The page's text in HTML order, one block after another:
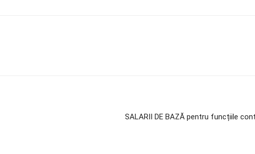
SALARII DE BAZĂ pentru funcțiile